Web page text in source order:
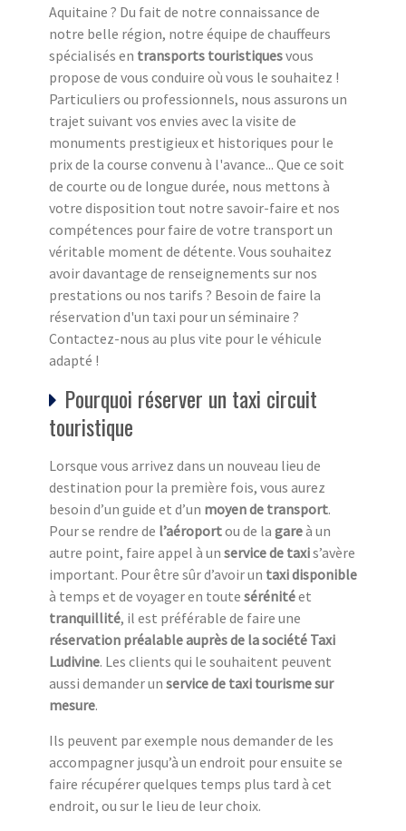
Aquitaine ? Du fait de notre connaissance de
notre belle région, notre équipe de chauffeurs
spécialisés en transports touristiquesvous
propose de vous conduire où vous le souhaitez !
Particuliers ou professionnels, nous assurons un
trajet suivant vos envies avec la visite de
monuments prestigieux et historiques pour le
prix de la course convenu à l'avance... Que ce soit
de courte ou de longue durée, nous mettons à
votre disposition tout notre savoir-faire et nos
compétences pour faire de votre transport un
véritable moment de détente. Vous souhaitez
avoir davantage de renseignements sur nos
prestations ou nos tarifs ? Besoin de faire la
réservation d'un taxi pour un séminaire ?
Contactez-nous au plus vite pour le véhicule
adapté !
Pourquoi réserver un taxi circuit
touristique
Lorsque vous arrivez dans un nouveau lieu de
destination pour la première fois, vous aurez
besoin d’un guide et d’un moyen de transport.
Pour se rendre de l’aéroportou de la gareà un
autre point, faire appel à un service de taxis’avère
important. Pour être sûr d’avoir un taxi disponible
à temps et de voyager en toute sérénitéet
tranquillité, il est préférable de faire une
réservation préalable auprès de la société Taxi
Ludivine. Les clients qui le souhaitent peuvent
aussi demander un service de taxi tourisme sur
mesure.
Ils peuvent par exemple nous demander de les
accompagner jusqu’à un endroit pour ensuite se
faire récupérer quelques temps plus tard à cet
endroit, ou sur le lieu de leur choix.